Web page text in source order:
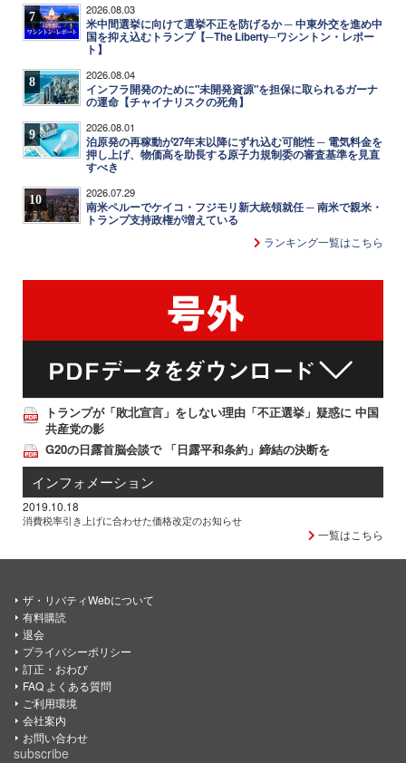
7 2026.08.03
米中間選挙に向けて選挙不正を防げるか ─ 中東外交を進め中
国を抑え込むトランプ【─The Liberty─ワシントン・レポー
ト】
8 2026.08.04
インフラ開発のために"未開発資源"を担保に取られるガーナ
の運命【チャイナリスクの死角】
9 2026.08.01
泊原発の再稼動が27年末以降にずれ込む可能性 ─ 電気料金を
押し上げ、物価高を助長する原子力規制委の審査基準を見直
すべき
10 2026.07.29
南米ペルーでケイコ・フジモリ新大統領就任 ─ 南米で親米・
トランプ支持政権が増えている
ランキング一覧はこちら
トランプが「敗北宣言」をしない理由「不正選挙」疑惑に 中国
共産党の影
G20の日露首脳会談で 「日露平和条約」締結の決断を
インフォメーション
2019.10.18
消費税率引き上げに合わせた価格改定のお知らせ
一覧はこちら
ザ・リバティWebについて
有料購読
退会
プライバシーポリシー
訂正・おわび
FAQ よくある質問
ご利用環境
会社案内
お問い合わせ
subscribe